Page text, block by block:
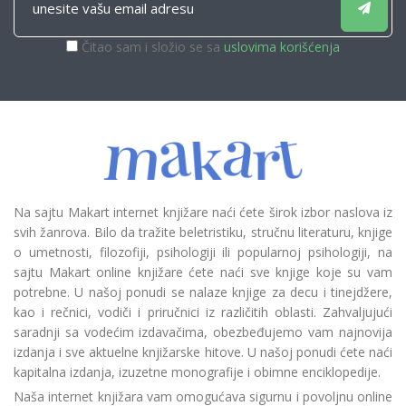
Čitao sam i složio se sa uslovima korišćenja
Na sajtu Makart internet knjižare naći ćete širok izbor naslova iz
svih žanrova. Bilo da tražite beletristiku, stručnu literaturu, knjige
o umetnosti, filozofiji, psihologiji ili popularnoj psihologiji, na
sajtu Makart online knjižare ćete naći sve knjige koje su vam
potrebne. U našoj ponudi se nalaze knjige za decu i tinejdžere,
kao i rečnici, vodiči i priručnici iz različitih oblasti. Zahvaljujući
saradnji sa vodećim izdavačima, obezbeđujemo vam najnovija
izdanja i sve aktuelne knjižarske hitove. U našoj ponudi ćete naći
kapitalna izdanja, izuzetne monografije i obimne enciklopedije.
Naša internet knjižara vam omogućava sigurnu i povoljnu online